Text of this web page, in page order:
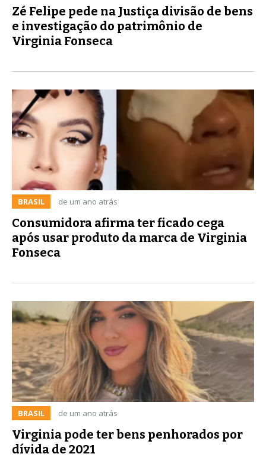
Zé Felipe pede na Justiça divisão de bens
e investigação do patrimônio de
Virginia Fonseca
BRASIL de um ano atrás
Consumidora afirma ter ficado cega
após usar produto da marca de Virginia
Fonseca
BRASIL de um ano atrás
Virginia pode ter bens penhorados por
dívida de 2021